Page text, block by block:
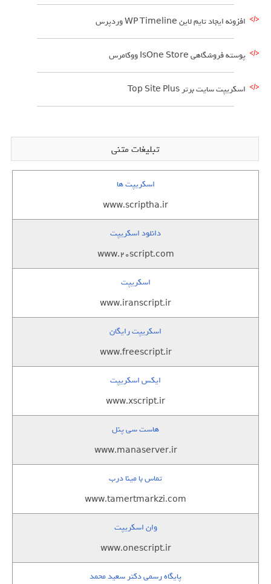
افزونه ایجاد تایم لاین WP Timeline وردپرس
پوسته فروشگاهی IsOne Store ووکامرس
اسکریپت سایت برتر Top Site Plus
تبلیغات متنی
اسکریپت ها
www.scriptha.ir
دانلود اسکریپت
www.20script.com
اسکریپت
www.iranscript.ir
اسکریپت رایگان
www.freescript.ir
ایکس اسکریپت
www.xscript.ir
هاست سی پنل
www.manaserver.ir
تماس با مینا درب
www.tamertmarkzi.com
وان اسکریپت
www.onescript.ir
پایگاه رسمی دکتر سعید محمد